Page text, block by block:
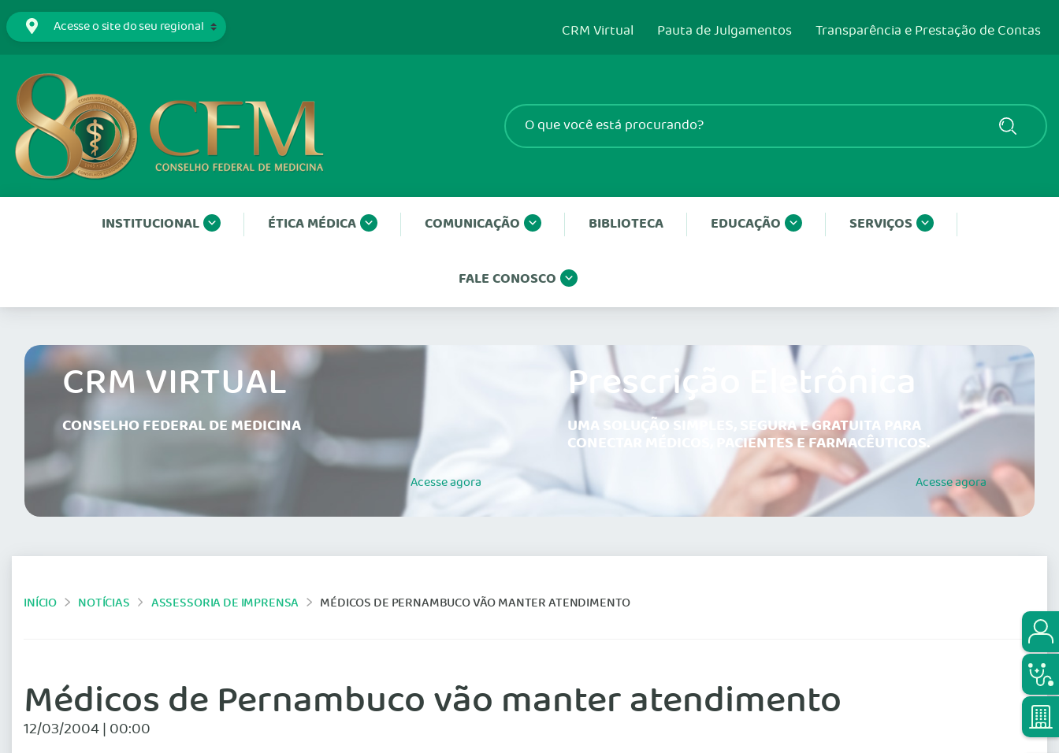
CRM Virtual Pauta de Julgamentos Transparência e Prestação de Contas
INSTITUCIONAL ÉTICA MÉDICA COMUNICAÇÃO BIBLIOTECA EDUCAÇÃO SERVIÇOS
FALE CONOSCO
CRM VIRTUAL
CONSELHO FEDERAL DE MEDICINA
Acesseagora
Prescrição Eletrônica
UMA SOLUÇÃO SIMPLES, SEGURA E GRATUITA PARA
CONECTAR MÉDICOS, PACIENTES E FARMACÊUTICOS.
Acesseagora
INÍCIO NOTÍCIAS ASSESSORIA DE IMPRENSA MÉDICOS DE PERNAMBUCO VÃO MANTER ATENDIMENTO
Médicos de Pernambuco vão manter atendimento
12/03/2004 | 00:00